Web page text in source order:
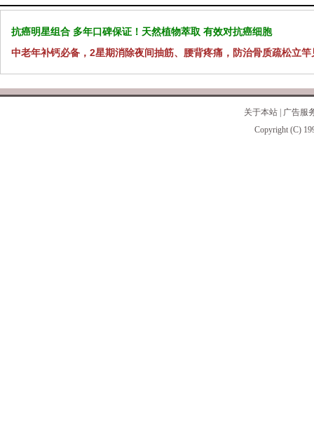
抗癌明星组合 多年口碑保证！天然植物萃取 有效对抗癌细胞
中老年补钙必备，2星期消除夜间抽筋、腰背疼痛，防治骨质疏松立竿
关于本站
广告服
Copyright (C)